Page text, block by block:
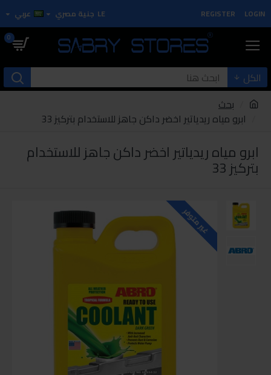
LOGIN
REGISTER
LE جنية مصري عربي
0
الكل
بحث
ابرو مياه ريدياتير اخضر داكن جاهز للاستخدام بتركيز 33
ابرو مياه ريدياتير اخضر داكن جاهز للاستخدام
بتركيز 33
غير متوفر